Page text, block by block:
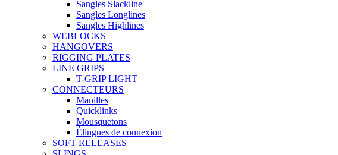
Sangles Slackline
Sangles Longlines
Sangles Highlines
WEBLOCKS
HANGOVERS
RIGGING PLATES
LINE GRIPS
T-GRIP LIGHT
CONNECTEURS
Manilles
Quicklinks
Mousquetons
Élingues de connexion
SOFT RELEASES